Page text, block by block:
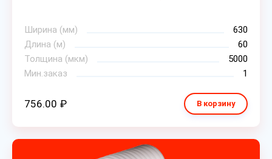
Ширина (мм)
630
Длина (м)
60
Толщина (мкм)
5000
Мин.заказ
1
756.00 ₽ В корзину